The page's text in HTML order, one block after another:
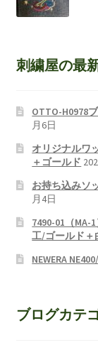
刺繍屋の最
OTTO-H0978
月6日
オリジナルワ
＋ゴールド
お持ち込みソ
月4日
7490-01（
工/ゴールド＋
NEWERA
ブログカテ